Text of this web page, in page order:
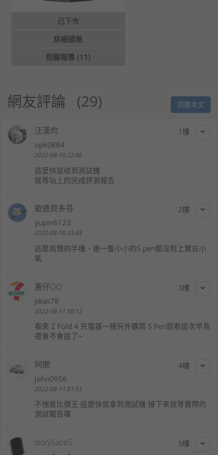
已下市
詳細規格
相關報導 (11)
網友評論 29 回覆本文
1
汪漢均
opk0864
2022-08-10 22:06
這麼快就收到測試機
就等站上的完成評測報告
2
歌德貝多芬
yupin6123
2022-08-10 23:48
這麼高價的手機，連一隻小小的S pen都沒附上實在小
氣
3
憲仔QQ
pkas78
2022-08-11 00:12
看來 Z Fold 4 充電器一樣另外購買 S Pen就看這次早鳥
禮會不會送了~
4
阿閔
john0956
2022-08-11 01:53
不愧是比價王 這麼快就拿到測試機 接下來就等實際的
測試報告囉
5
story5ace5